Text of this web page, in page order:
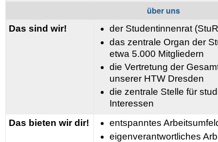
über uns
Das sind wir!
der Studentinnenrat
das zentrale Organ der
etwa 5.000 Mitgliedern
die Vertretung der
unserer HTW Dresden
die zentrale Stelle für
Interessen
Das bieten wir dir!
entspanntes
eigenverantwortliches